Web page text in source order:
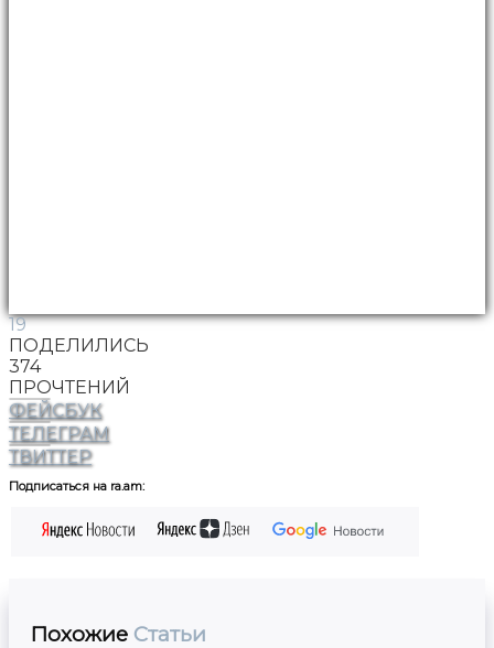
19
ПОДЕЛИЛИСЬ
374
ПРОЧТЕНИЙ
ФЕЙСБУК
ТЕЛЕГРАМ
ТВИТТЕР
Подписаться на ra.am:
Похожие Статьи